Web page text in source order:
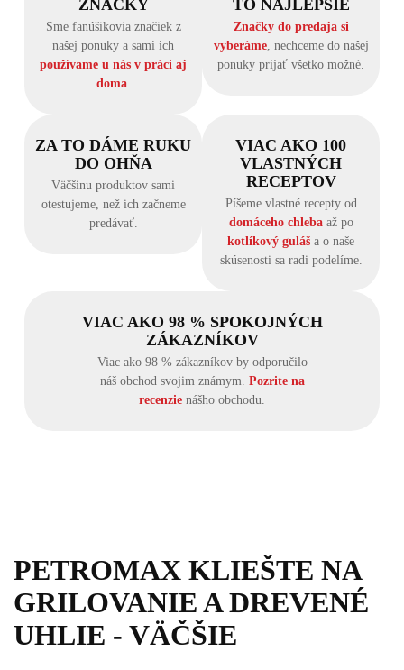
ZNAČKY
Sme fanúšikovia značiek z
našej ponuky a sami ich
používame u nás v práci aj
doma.
TO NAJLEPŠIE
Značky do predaja si
vyberáme, nechceme do našej
ponuky prijať všetko možné.
ZA TO DÁME RUKU
DO OHŇA
Väčšinu produktov sami
otestujeme, než ich začneme
predávať.
VIAC AKO 100
VLASTNÝCH
RECEPTOV
Píšeme vlastné recepty od
domáceho chlebaaž po
kotlíkový guláš a o naše
skúsenosti sa radi podelíme.
VIAC AKO 98 % SPOKOJNÝCH
ZÁKAZNÍKOV
Viac ako 98 % zákazníkov by odporučilo
náš obchod svojim známym. Pozrite na
recenzie nášho obchodu.
PETROMAX KLIEŠTE NA
GRILOVANIE A DREVENÉ
UHLIE - VÄČŠIE